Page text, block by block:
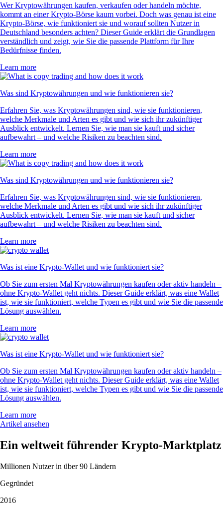
Wer Kryptowährungen kaufen, verkaufen oder handeln möchte,
kommt an einer Krypto-Börse kaum vorbei. Doch was genau ist eine
Krypto-Börse, wie funktioniert sie und worauf sollten Nutzer in
Deutschland besonders achten? Dieser Guide erklärt die Grundlagen
verständlich und zeigt, wie Sie die passende Plattform für Ihre
Bedürfnisse finden.
Learn more
Was sind Kryptowährungen und wie funktionieren sie?
Erfahren Sie, was Kryptowährungen sind, wie sie funktionieren,
welche Merkmale und Arten es gibt und wie sich ihr zukünftiger
Ausblick entwickelt. Lernen Sie, wie man sie kauft und sicher
aufbewahrt – und welche Risiken zu beachten sind.
Learn more
Was sind Kryptowährungen und wie funktionieren sie?
Erfahren Sie, was Kryptowährungen sind, wie sie funktionieren,
welche Merkmale und Arten es gibt und wie sich ihr zukünftiger
Ausblick entwickelt. Lernen Sie, wie man sie kauft und sicher
aufbewahrt – und welche Risiken zu beachten sind.
Learn more
Was ist eine Krypto-Wallet und wie funktioniert sie?
Ob Sie zum ersten Mal Kryptowährungen kaufen oder aktiv handeln –
ohne Krypto-Wallet geht nichts. Dieser Guide erklärt, was eine Wallet
ist, wie sie funktioniert, welche Typen es gibt und wie Sie die passende
Lösung auswählen.
Learn more
Was ist eine Krypto-Wallet und wie funktioniert sie?
Ob Sie zum ersten Mal Kryptowährungen kaufen oder aktiv handeln –
ohne Krypto-Wallet geht nichts. Dieser Guide erklärt, was eine Wallet
ist, wie sie funktioniert, welche Typen es gibt und wie Sie die passende
Lösung auswählen.
Learn more
Artikel ansehen
Ein weltweit führender Krypto-Marktplatz
Millionen Nutzer in über 90 Ländern
Gegründet
2016